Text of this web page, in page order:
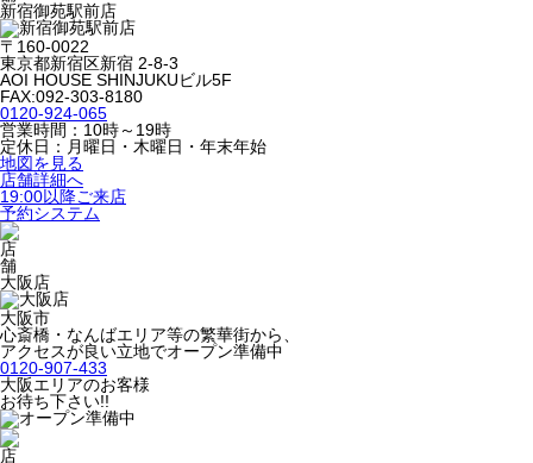
新宿御苑駅前店
〒160-0022
東京都新宿区新宿 2-8-3
AOI HOUSE SHINJUKUビル5F
FAX:092-303-8180
0120-924-065
営業時間：10時～19時
定休日：月曜日・木曜日・年末年始
地図を見る
店舗詳細へ
19:00以降ご来店
予約システム
大阪店
大阪市
心斎橋・なんばエリア等の繁華街から、
アクセスが良い立地でオープン準備中
0120-907-433
大阪エリアのお客様
お待ち下さい!!